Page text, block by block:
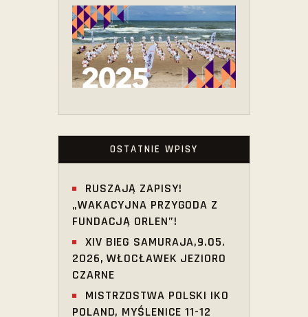
OSTATNIE WPISY
RUSZAJĄ ZAPISY!
„WAKACYJNA PRZYGODA Z
FUNDACJĄ ORLEN”!
XIV BIEG SAMURAJA,9.05.
2026, WŁOCŁAWEK JEZIORO
CZARNE
MISTRZOSTWA POLSKI IKO
POLAND, MYŚLENICE 11-12